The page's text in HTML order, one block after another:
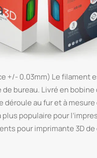
+/- 0.03mm) Le filament
bureau. Livré en
au fur et à mesure
populaire pour
pour imprimante 3D